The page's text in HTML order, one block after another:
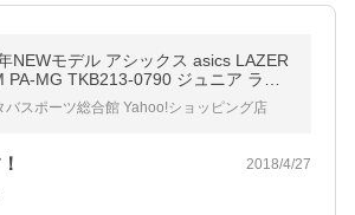
NEWモデル アシックス asics LAZER
PA-MG TKB213-0790 ジュニア ラン
シューズ 徒競走
バスポーツ総合館 Yahoo!ショッピング店
2018/4/27